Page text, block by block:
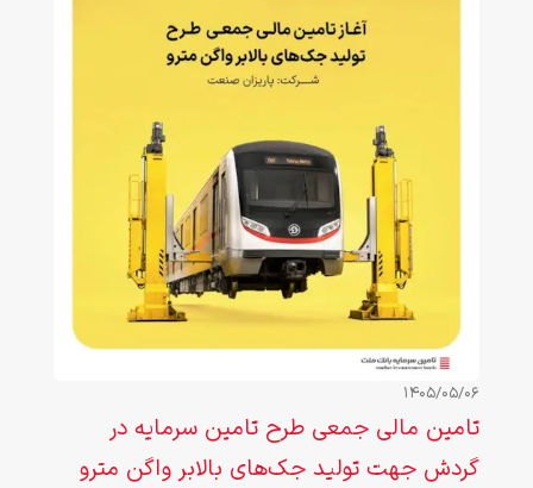
1405/05/06
تامین مالی جمعی طرح تامین سرمایه در
گردش جهت تولید جک‌های بالابر واگن مترو